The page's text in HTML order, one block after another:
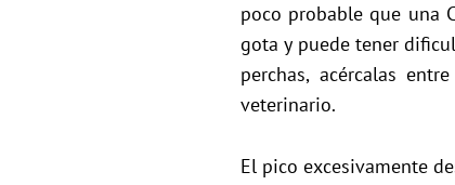
poco probable que una
gota y puede tener
perchas, acércalas
veterinario.
El pico excesivamente